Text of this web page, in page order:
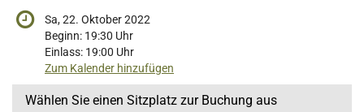
Sa, 22. Oktober 2022
Beginn: 19:30 Uhr
Einlass: 19:00 Uhr
Zum Kalender hinzufügen
Wählen Sie einen Sitzplatz zur Buchung aus